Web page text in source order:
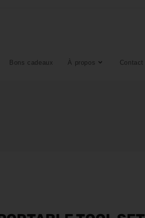
Bons cadeaux À propos Contact